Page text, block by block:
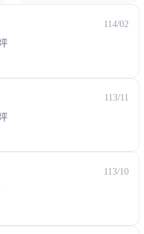
114/02
113/11
113/10